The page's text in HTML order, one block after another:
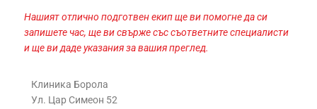
Нашият отлично подготвен екип ще ви помогне да си
запишете час, ще ви свърже със съответните специалисти
и ще ви даде указания за вашия преглед.
Клиника Борола
Ул. Цар Симеон 52